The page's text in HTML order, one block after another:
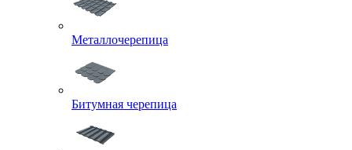
Металлочерепица
Битумная черепица